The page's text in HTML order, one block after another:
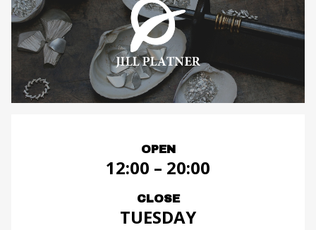
OPEN
12:00 – 20:00
CLOSE
TUESDAY